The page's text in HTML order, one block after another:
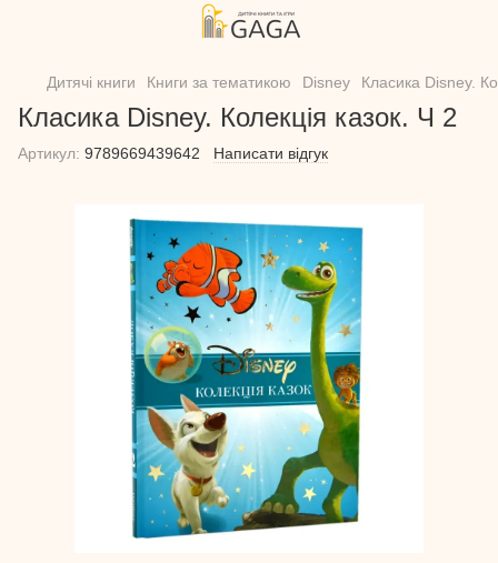
Дитячі книги Книги за тематикою Disney Класика Disney.
Класика Disney. Колекція казок. Ч 2
Артикул: 9789669439642 Написати відгук